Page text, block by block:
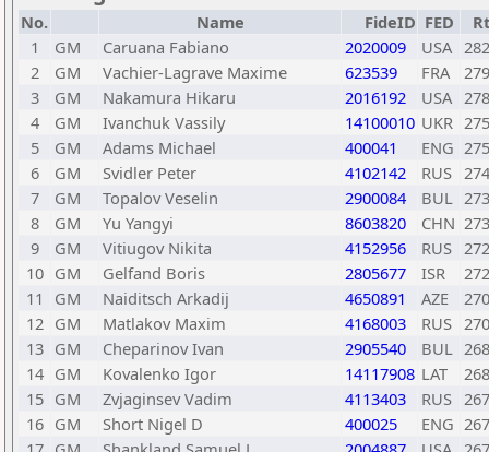
No. Name FideID FED
1
GM Caruana Fabiano 2020009 USA
2
GM Vachier-Lagrave Maxime 623539 FRA
3
GM Nakamura Hikaru 2016192 USA
4
GM Ivanchuk Vassily 14100010 UKR
5
GM Adams Michael 400041 ENG
6
GM Svidler Peter 4102142 RUS
7
GM Topalov Veselin 2900084 BUL
8
GM Yu Yangyi 8603820 CHN
9
GM Vitiugov Nikita 4152956 RUS
10 GM Gelfand Boris 2805677 ISR
11
GM Naiditsch Arkadij 4650891 AZE
12 GM Matlakov Maxim 4168003 RUS
13 GM Cheparinov Ivan 2905540 BUL
14 GM Kovalenko Igor 14117908 LAT
15 GM Zvjaginsev Vadim 4113403 RUS
16 GM Short Nigel D 400025 ENG